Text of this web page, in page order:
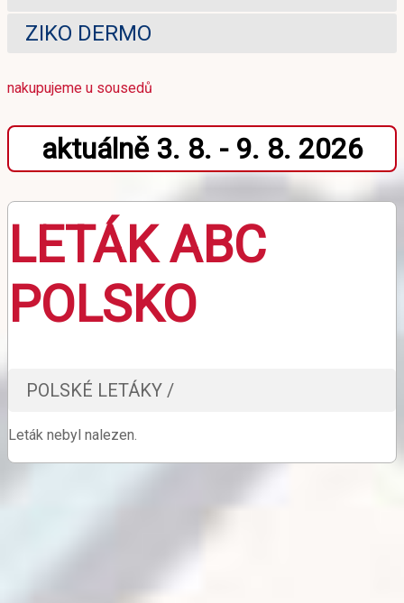
ZIKO DERMO
nakupujeme u sousedů
aktuálně 3. 8. - 9. 8. 2026
LETÁK ABC
POLSKO
POLSKÉ LETÁKY /
Leták nebyl nalezen.